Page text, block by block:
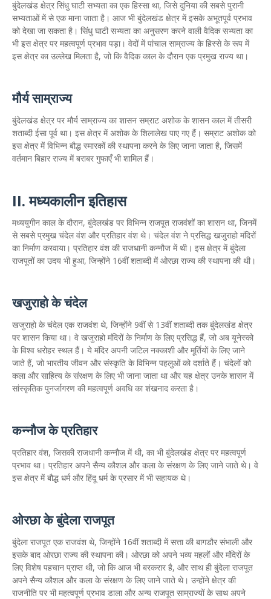
बुंदेलखंड क्षेत्र सिंधु घाटी सभ्यता का एक हिस्सा था, जिसे दुनिया की सबसे पुरानी
सभ्यताओं में से एक माना जाता है। आज भी बुंदेलखंड क्षेत्र में इसके अभूतपूर्व प्रभाव
को देखा जा सकता है। सिंधु घाटी सभ्यता का अनुसरण करने वाली वैदिक सभ्यता का
भी इस क्षेत्र पर महत्वपूर्ण प्रभाव पड़ा। वेदों में पांचाल साम्राज्य के हिस्से के रूप में
इस क्षेत्र का उल्लेख मिलता है, जो कि वैदिक काल के दौरान एक प्रमुख राज्य था।
मौर्य साम्राज्य
बुंदेलखंड क्षेत्र पर मौर्य साम्राज्य का शासन सम्राट अशोक के शासन काल में तीसरी
शताब्दी ईसा पूर्व था। इस क्षेत्र में अशोक के शिलालेख पाए गए हैं। सम्राट अशोक को
इस क्षेत्र में विभिन्न बौद्ध स्मारकों की स्थापना करने के लिए जाना जाता है, जिसमें
वर्तमान बिहार राज्य में बराबर गुफाएँ भी शामिल हैं।
II. मध्यकालीन इतिहास
मध्ययुगीन काल के दौरान, बुंदेलखंड पर विभिन्न राजपूत राजवंशों का शासन था, जिनमें
से सबसे प्रमुख चंदेल वंश और प्रतिहार वंश थे। चंदेल वंश ने प्रसिद्ध खजुराहो मंदिरों
का निर्माण करवाया। प्रतिहार वंश की राजधानी कन्नौज में थी। इस क्षेत्र में बुंदेला
राजपूतों का उदय भी हुआ, जिन्होंने 16वीं शताब्दी में ओरछा राज्य की स्थापना की थी।
खजुराहो के चंदेल
खजुराहो के चंदेल एक राजवंश थे, जिन्होंने 9वीं से 13वीं शताब्दी तक बुंदेलखंड क्षेत्र
पर शासन किया था। वे खजुराहो मंदिरों के निर्माण के लिए प्रसिद्ध हैं, जो अब यूनेस्को
के विश्व धरोहर स्थल हैं। ये मंदिर अपनी जटिल नक्काशी और मूर्तियों के लिए जाने
जाते हैं, जो भारतीय जीवन और संस्कृति के विभिन्न पहलुओं को दर्शाते हैं। चंदेलों को
कला और साहित्य के संरक्षण के लिए भी जाना जाता था और यह क्षेत्र उनके शासन में
सांस्कृतिक पुनर्जागरण की महत्वपूर्ण अवधि का शंखनाद करता है।
कन्नौज के प्रतिहार
प्रतिहार वंश, जिसकी राजधानी कन्नौज में थी, का भी बुंदेलखंड क्षेत्र पर महत्वपूर्ण
प्रभाव था। प्रतिहार अपने सैन्य कौशल और कला के संरक्षण के लिए जाने जाते थे। वे
इस क्षेत्र में बौद्ध धर्म और हिंदू धर्म के प्रसार में भी सहायक थे।
ओरछा के बुंदेला राजपूत
बुंदेला राजपूत एक राजवंश थे, जिन्होंने 16वीं शताब्दी में सत्ता की बागडौर संभाली और
इसके बाद ओरछा राज्य की स्थापना की। ओरछा को अपने भव्य महलों और मंदिरों के
लिए विशेष पहचान प्राप्त थी, जो कि आज भी बरकरार है, और साथ ही बुंदेला राजपूत
अपने सैन्य कौशल और कला के संरक्षण के लिए जाने जाते थे। उन्होंने क्षेत्र की
राजनीति पर भी महत्वपूर्ण प्रभाव डाला और अन्य राजपूत साम्राज्यों के साथ अपने